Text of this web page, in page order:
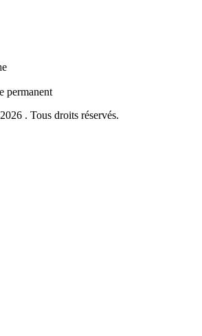
permanent
. Tous droits réservés.